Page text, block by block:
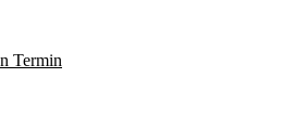
Termin